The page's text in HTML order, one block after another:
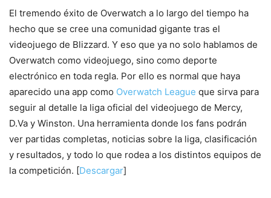
El tremendo éxito de Overwatch a lo largo del tiempo ha
hecho que se cree una comunidad gigante tras el
videojuego de Blizzard. Y eso que ya no solo hablamos de
Overwatch como videojuego, sino como deporte
electrónico en toda regla. Por ello es normal que haya
aparecido una app como Overwatch League que sirva para
seguir al detalle la liga oficial del videojuego de Mercy,
D.Va y Winston. Una herramienta donde los fans podrán
ver partidas completas, noticias sobre la liga, clasificación
y resultados, y todo lo que rodea a los distintos equipos de
la competición. [Descargar]